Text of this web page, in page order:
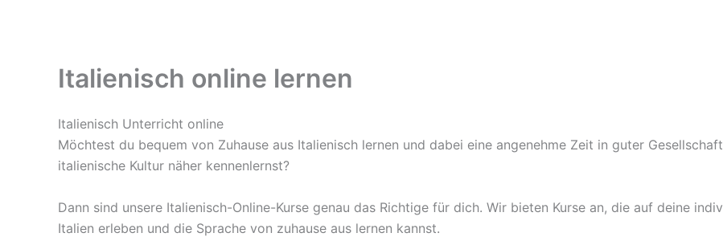
Italienisch online lernen
Italienisch Unterricht online
Möchtest du bequem von Zuhause aus Italienisch lernen und dabei eine angenehme Zeit in guter
italienische Kultur näher kennenlernst?
Dann sind unsere Italienisch-Online-Kurse genau das Richtige für dich. Wir bieten Kurse an, die auf deine
Italien erleben und die Sprache von zuhause aus lernen kannst.